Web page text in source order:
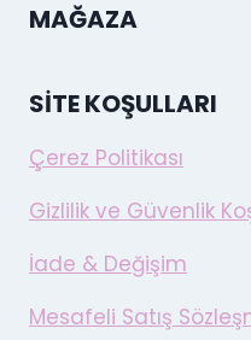
MAĞAZA
SITE KOŞULLARI
Çerez Politikası
Gizlilik ve Güvenlik
İade & Değişim
Mesafeli Satış